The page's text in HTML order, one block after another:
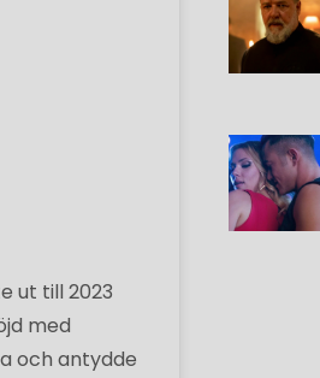
ut till 2023
med
och antydde